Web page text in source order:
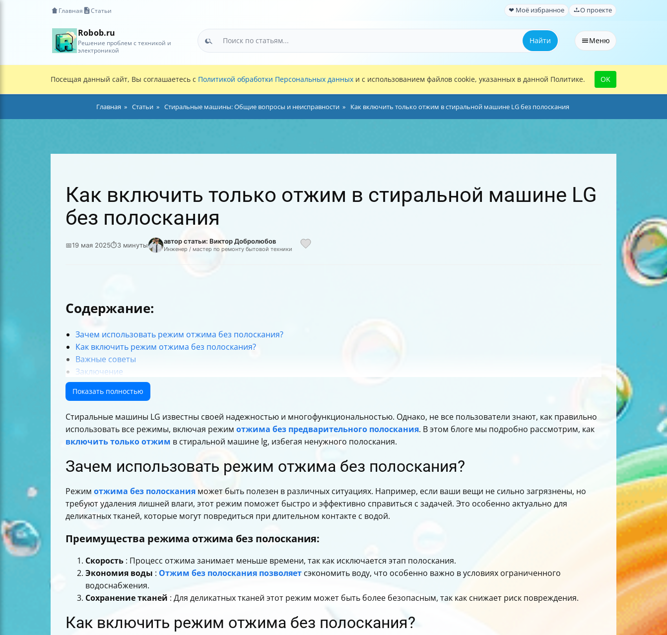
Главная Статьи ❤ Моё избранное О проекте
Robob.ru
Решение проблем с техникой и
электроникой
Найти Меню
Посещая данный сайт, Вы соглашаетесь с Политикой обработки Персональных данных и с использованием файлов cookie, указанных в данной Политике. OK
Главная Статьи Стиральные машины: Общие вопросы и неисправности Как включить только отжим в стиральной машине LG без полоскания
Как включить только отжим в стиральной машине LG
без полоскания
📅19 мая 2025⏱3 минуты автор статьи: Виктор Добролюбов
Инженер / мастер по ремонту бытовой техники
Содержание:
Зачем использовать режим отжима без полоскания?
Как включить режим отжима без полоскания?
Важные советы
Заключение
Показать полностью
Стиральные машины LG известны своей надежностью и многофункциональностью. Однако, не все пользователи знают, как правильно
использовать все режимы, включая режим отжима без предварительного полоскания. В этом блоге мы подробно рассмотрим, как
включить только отжим в стиральной машине lg, избегая ненужного полоскания.
Зачем использовать режим отжима без полоскания?
Режим отжима без полоскания может быть полезен в различных ситуациях. Например, если ваши вещи не сильно загрязнены, но
требуют удаления лишней влаги, этот режим поможет быстро и эффективно справиться с задачей. Это особенно актуально для
деликатных тканей, которые могут повредиться при длительном контакте с водой.
Преимущества режима отжима без полоскания:
Скорость : Процесс отжима занимает меньше времени, так как исключается этап полоскания.
Экономия воды : Отжим без полоскания позволяетсэкономить воду, что особенно важно в условиях ограниченного
водоснабжения.
Сохранение тканей : Для деликатных тканей этот режим может быть более безопасным, так как снижает риск повреждения.
Как включить режим отжима без полоскания?